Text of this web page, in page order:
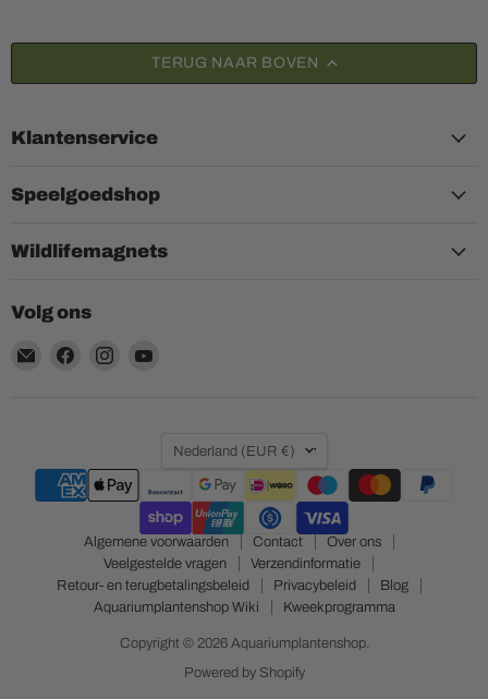
TERUG NAAR BOVEN
Klantenservice
Speelgoedshop
Wildlifemagnets
Volg ons
Email
Vind
Vind
Land
Nederland (EUR €)
Algemene voorwaarden Contact
Over ons
Veelgestelde vragen
Verzendinformatie
Retour- en terugbetalingsbeleid
Privacybeleid
Blog
Aquariumplantenshop Wiki
Kweekprogramma
Copyright © 2026 Aquariumplantenshop.
Powered by Shopify